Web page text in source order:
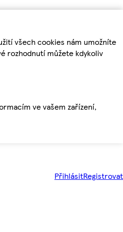
všech cookies nám umožníte
rozhodnutí můžete kdykoliv
ve vašem zařízení,
PřihlásitRegistrovat